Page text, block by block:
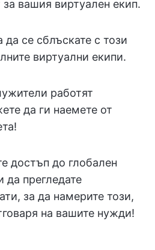
вашия виртуален екип.
се сблъскате с този
виртуални екипи.
работят
да ги наемете от
достъп до глобален
да прегледате
за да намерите този,
на вашите нужди!